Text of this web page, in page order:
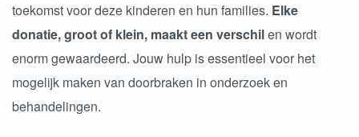
toekomst voor deze kinderen en hun families. Elke
donatie, groot of klein, maakt een verschilen wordt
enorm gewaardeerd. Jouw hulp is essentieel voor het
mogelijk maken van doorbraken in onderzoek en
behandelingen.